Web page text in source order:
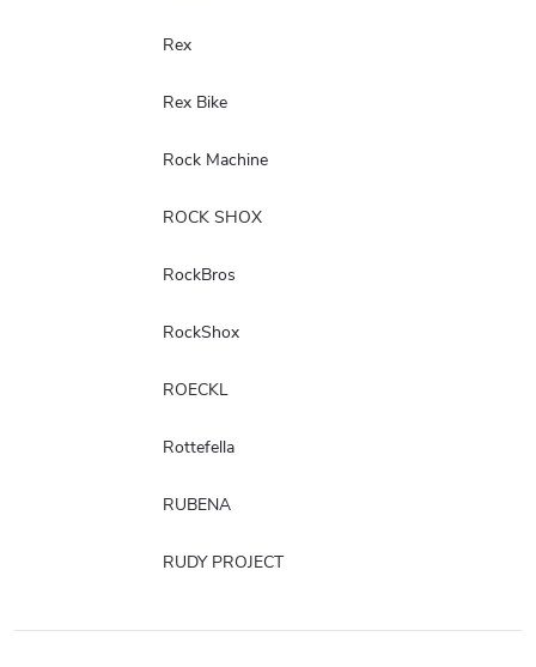
Rex
Rex Bike
Rock Machine
ROCK SHOX
RockBros
RockShox
ROECKL
Rottefella
RUBENA
RUDY PROJECT